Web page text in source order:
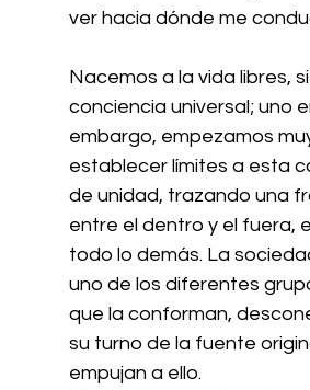
ver hacia dónde me
Nacemos a la vida libres,
conciencia universal; uno
embargo, empezamos
establecer límites a esta
de unidad, trazando una
entre el dentro y el fuera,
todo lo demás. La
uno de los diferentes
que la conforman,
su turno de la fuente
empujan a ello.